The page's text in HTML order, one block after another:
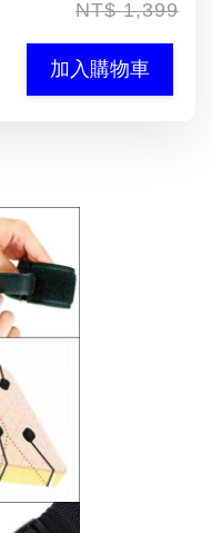
NT$ 1,399
加入購物車